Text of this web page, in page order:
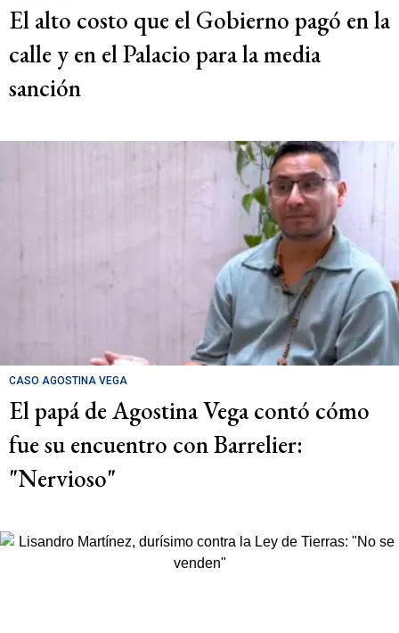
El alto costo que el Gobierno pagó en la
calle y en el Palacio para la media
sanción
CASO AGOSTINA VEGA
El papá de Agostina Vega contó cómo
fue su encuentro con Barrelier:
"Nervioso"